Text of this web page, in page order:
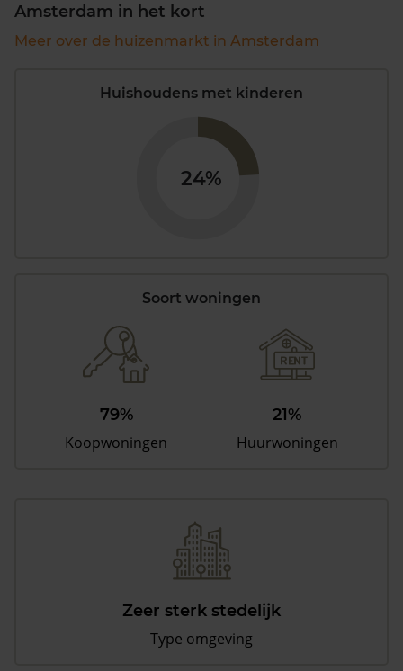
Amsterdam in het kort
Meer over de huizenmarkt in Amsterdam
Huishoudens met kinderen
24%
Soort woningen
79%
Koopwoningen
21%
Huurwoningen
Zeer sterk stedelijk
Type omgeving